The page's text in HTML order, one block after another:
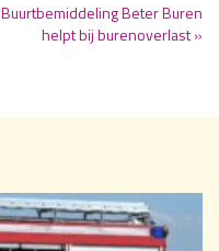
Buurtbemiddeling Beter Buren
helpt bij burenoverlast »